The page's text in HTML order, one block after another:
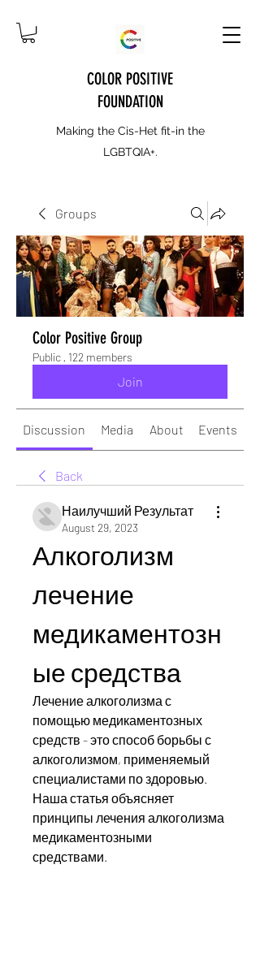
COLOR POSITIVE
FOUNDATION
Making the Cis-Het fit-in the
LGBTQIA+.
Groups
Color Positive Group
Public · 122 members
Join
Discussion Media About Events
Back
Наилучший Результат
August 29, 2023
Алкоголизм
лечение
медикаментозн
ые средства
Лечение алкоголизма с
помощью медикаментозных
средств - это способ борьбы с
алкоголизмом, применяемый
специалистами по здоровью.
Наша статья объясняет
принципы лечения алкоголизма
медикаментозными
средствами.